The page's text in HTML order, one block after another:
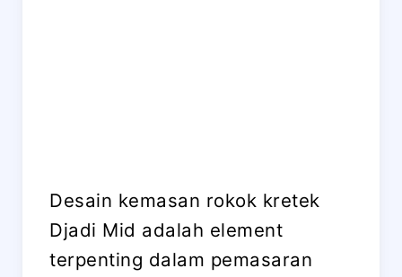
Desain kemasan rokok kretek
Djadi Mid adalah element
terpenting dalam pemasaran